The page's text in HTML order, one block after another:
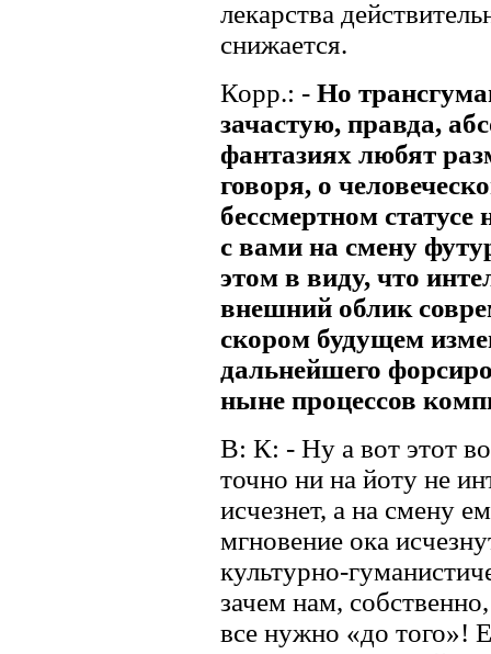
лекарства
снижается.
Корр.: - Но
зачастую, правда,
фантазиях любят
говоря, о
бессмертном
с вами на смену
этом в виду, что
внешний облик
скором будущем
дальнейшего
ныне процессов
В: К: - Ну а вот этот
точно ни на йоту не
исчезнет, а на смену
мгновение ока
культурно-
зачем нам,
все нужно «до того»!